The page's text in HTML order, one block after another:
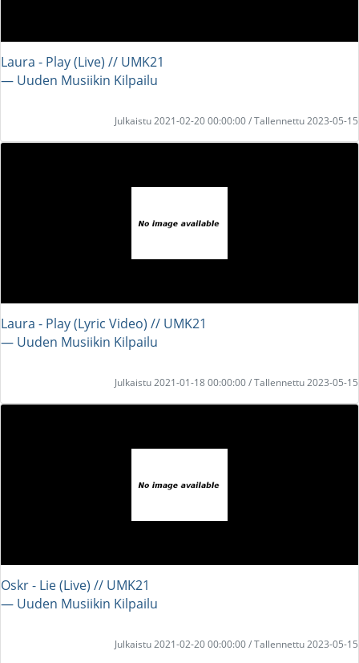
Laura - Play (Live) // UMK21
― Uuden Musiikin Kilpailu
Julkaistu 2021-02-20 00:00:00 / Tallennettu 2023-05-15
Laura - Play (Lyric Video) // UMK21
― Uuden Musiikin Kilpailu
Julkaistu 2021-01-18 00:00:00 / Tallennettu 2023-05-15
Oskr - Lie (Live) // UMK21
― Uuden Musiikin Kilpailu
Julkaistu 2021-02-20 00:00:00 / Tallennettu 2023-05-15